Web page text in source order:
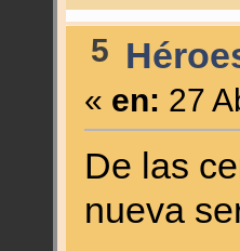
5
« en: 27
De las
nueva